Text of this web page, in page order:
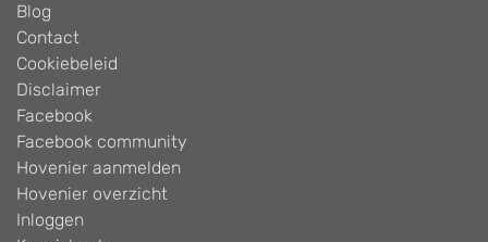
Blog
Contact
Cookiebeleid
Disclaimer
Facebook
Facebook community
Hovenier aanmelden
Hovenier overzicht
Inloggen